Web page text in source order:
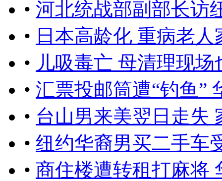
• 河北统战部副部长访
• 日本高龄化 重病老
• 儿吸毒亡 母清理现场
• 汇票投邮筒遭“钓鱼”
• 台山男来美翌日走失
• 纽约华裔男买二手车
• 商住楼遭转租打麻将